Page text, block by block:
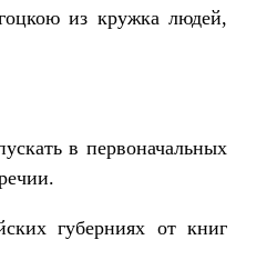
из кружка людей,
в первоначальных
губерниях от книг